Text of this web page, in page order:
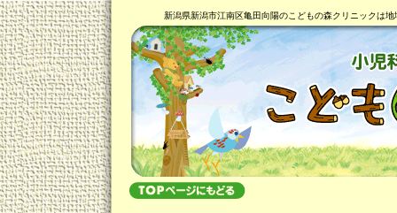
新潟県新潟市江南区亀田向陽のこどもの森クリニックは